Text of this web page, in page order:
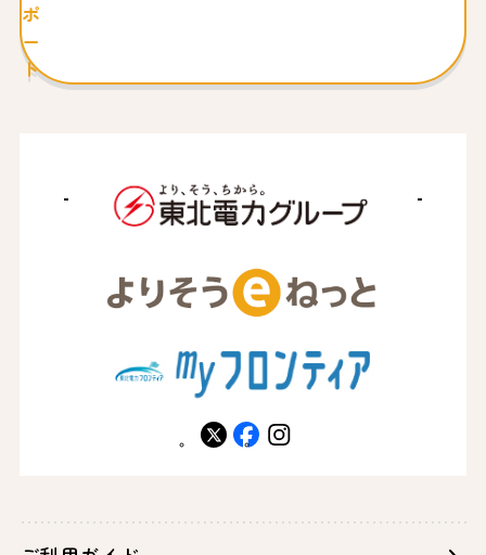
ポ
ー
ト
X facebookinstagram